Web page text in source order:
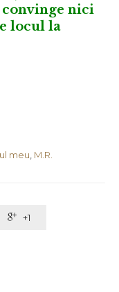
nici
locul la
meu M.R.
 +1